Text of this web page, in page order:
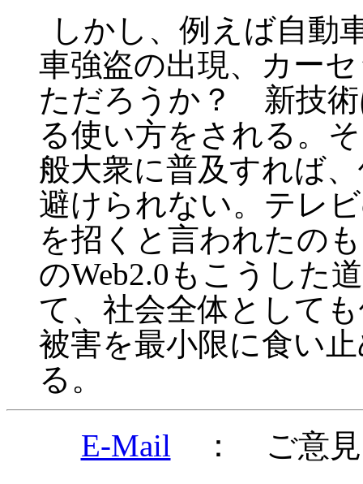
しかし、例えば自動
車強盗の出現、カー
ただろうか？ 新技術
る使い方をされる。
般大衆に普及すれば
避けられない。テレ
を招くと言われたの
のWeb2.0 もこうした
て、社会全体として
被害を最小限に食い
る。
E-Mail ： ご意見